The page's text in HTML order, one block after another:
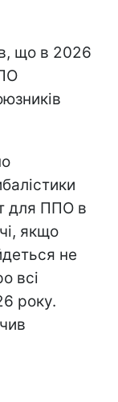
що в 2026
для ППО в
якщо
не
всі
року.